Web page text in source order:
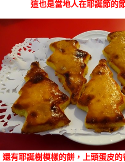
這也是當地人在耶誕節的
還有耶誕樹模樣的餅，上頭蛋皮